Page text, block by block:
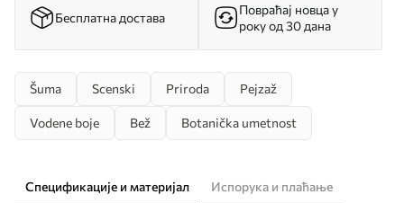
Бесплатна достава
Повраћај новца у
року од 30 дана
Šuma Scenski Priroda Pejzaž
Vodene boje Bež Botanička umetnost
Спецификације и материјал
Испорука и плаћање